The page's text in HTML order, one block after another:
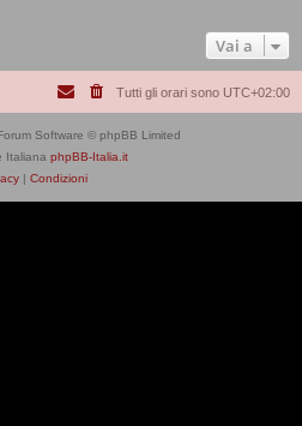
Vai a
Tutti gli orari sono UTC+02:00
Software © phpBB Limited
Italiana phpBB-Italia.it
| Condizioni